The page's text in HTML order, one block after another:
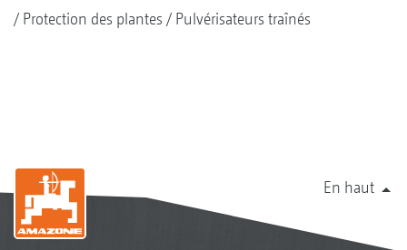
Protection des plantes
Pulvérisateurs traînés
En haut